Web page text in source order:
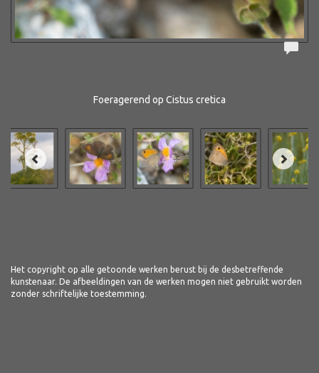
Foeragerend op Cistus cretica
Het copyright op alle getoonde werken berust bij de desbetreffende
kunstenaar. De afbeeldingen van de werken mogen niet gebruikt worden
zonder schriftelijke toestemming.